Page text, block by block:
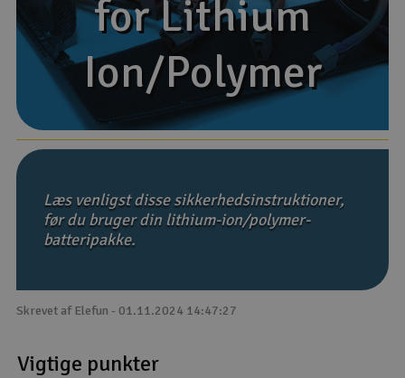
Droner
Droner til FPV
Fly
Kameraudstyr
Modeljernbane
Motor & tilbehør
for Lithium
Ion/Polymer
for Lithium
Ion/Polymer
Læs venligst disse sikkerhedsinstruktioner,
før du bruger din lithium-ion/polymer-
batteripakke.
Skrevet af Elefun - 01.11.2024 14:47:27
Vigtige punkter